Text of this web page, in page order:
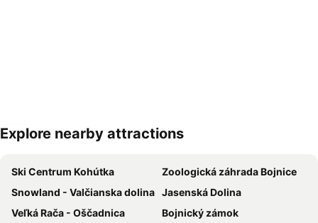
Explore nearby attractions
Ski Centrum Kohútka
Zoologická záhrada Bojnice
Snowland - Valčianska dolina Jasenská Dolina
Veľká Rača - Oščadnica
Bojnický zámok